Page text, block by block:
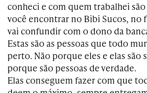
conheci e com quem trabalhei são
você encontrar no Bibi Sucos, no
vai confundir com o dono da
Estas são as pessoas que todo
perto. Não porque eles e elas são
porque são pessoas de verdade.
Elas conseguem fazer com que